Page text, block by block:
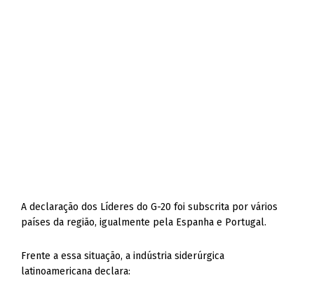
A declaração dos Líderes do G-20 foi subscrita por vários
países da região, igualmente pela Espanha e Portugal.
Frente a essa situação, a indústria siderúrgica
latinoamericana declara: